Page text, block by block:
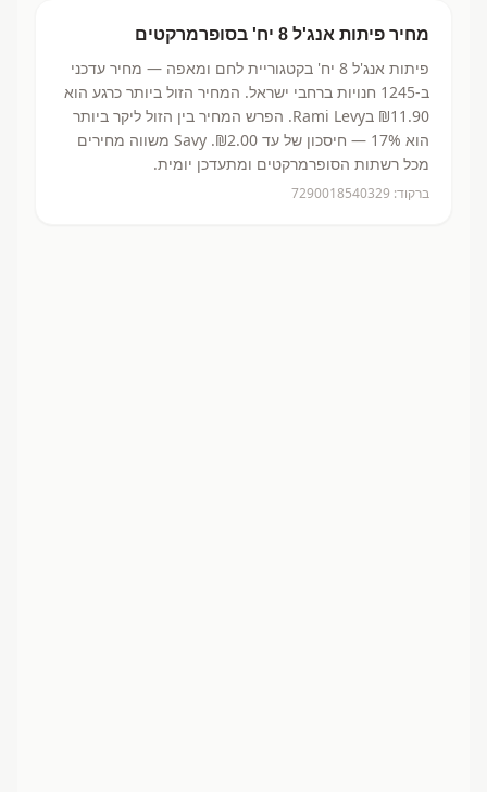
מחיר פיתות אנג'ל 8 יח' בסופרמרקטים
פיתות אנג'ל 8 יח' בקטגוריית לחם ומאפה — מחיר עדכני
ב-1245 חנויות ברחבי ישראל. המחיר הזול ביותר כרגע הוא
₪11.90 בRami Levy.
הפרש המחיר בין הזול ליקר ביותר
הוא 17% — חיסכון של עד ₪2.00.
Savy משווה מחירים
מכל רשתות הסופרמרקטים ומתעדכן יומית.
ברקוד: 7290018540329